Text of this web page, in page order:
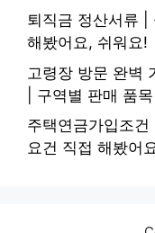
퇴직금 정산서류 |
해봤어요, 쉬워요!
고령장 방문 완벽
| 구역별 판매 품
주택연금가입조
요건 직접 해봤어